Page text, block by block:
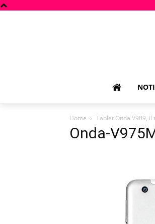
Home Tablet Onda V989,
Onda-